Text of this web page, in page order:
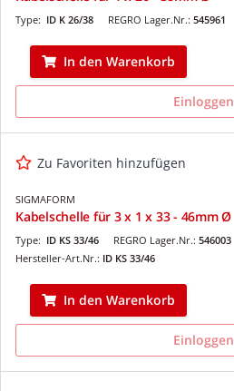
REGRO Lager.Nr.: 545961
Type: ID K 26/38
In den Warenkorb
Einloggen
Zu Favoriten hinzufügen
SIGMAFORM
Kabelschelle für 3 x 1 x 33 - 46mm Ø
REGRO Lager.Nr.: 546003
Type: ID KS 33/46
Hersteller-Art.Nr.: ID KS 33/46
In den Warenkorb
Einloggen